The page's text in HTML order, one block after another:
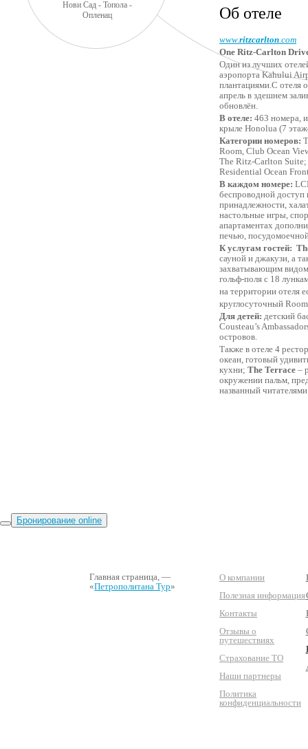
Нови Сад - Топола -
Опленац
Об отеле
www.ritzcarlton.com
One Ritz-Carlton
Один из лучших
аэропорта Kahului
плантациями.С отеля
апрель в здешнем
обновлён.
В отеле: 463 номера,
крыле Honolua (7
Категории номеров:
Room, Club Ocean
The Ritz-Carlton
Residential Ocean
В каждом номере:
беспроводной доступ
принадлежности,
настольные игры,
апартаментах
печью,
К услугам гостей:
сауной и джакузи, а
захватывающим
гольф-поля с 18
на территории отеля
круглосуточный
Для детей:детский
Cousteau’s
островов.
Также в отеле 4
океан, готовый
кухни;The Terrace–
окружении пальм,
названный
Главная страница, —
«Петрополитана Тур»
О компании
Полезная информация
Контакты
Отзывы о
путешествиях
Страхование ТО
Наши партнеры
Политика
конфиденциальности
Бронирование online